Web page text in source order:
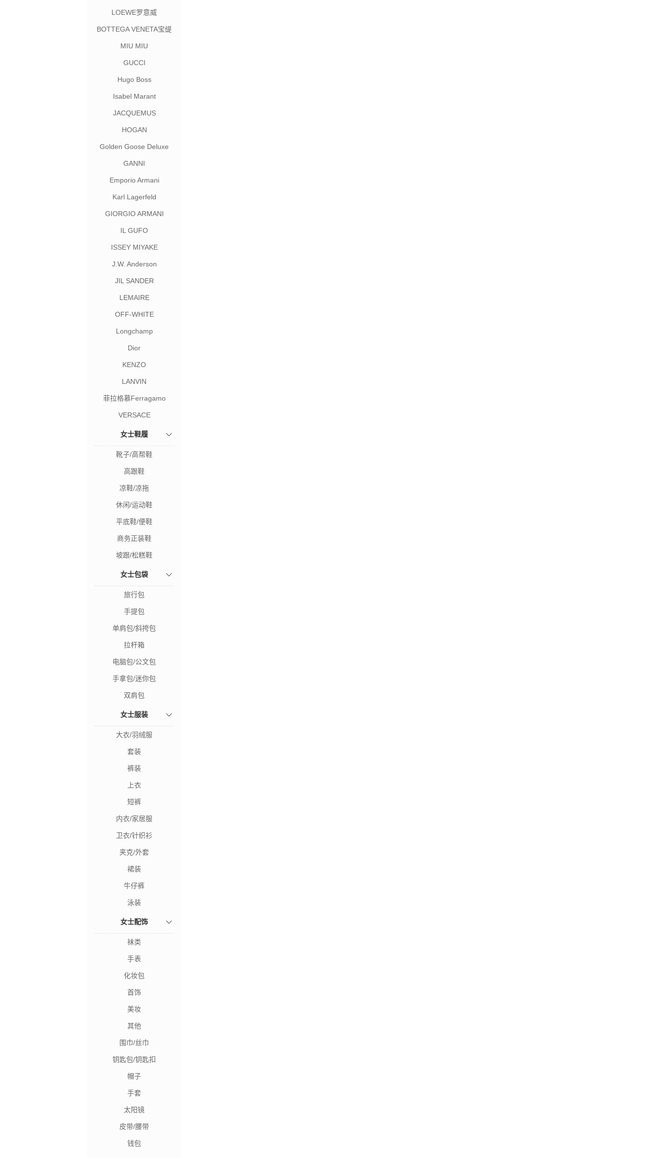
LOEWE罗意威
BOTTEGA VENETA宝缇
MIU MIU
GUCCI
Hugo Boss
Isabel Marant
JACQUEMUS
HOGAN
Golden Goose Deluxe
GANNI
Emporio Armani
Karl Lagerfeld
GIORGIO ARMANI
IL GUFO
ISSEY MIYAKE
J.W. Anderson
JIL SANDER
LEMAIRE
OFF-WHITE
Longchamp
Dior
KENZO
LANVIN
菲拉格慕Ferragamo
VERSACE
女士鞋履
靴子/高帮鞋
高跟鞋
凉鞋/凉拖
休闲/运动鞋
平底鞋/便鞋
商务正装鞋
坡跟/松糕鞋
女士包袋
旅行包
手提包
单肩包/斜挎包
拉杆箱
电脑包/公文包
手拿包/迷你包
双肩包
女士服装
大衣/羽绒服
套装
裤装
上衣
短裤
内衣/家居服
卫衣/针织衫
夹克/外套
裙装
牛仔裤
泳装
女士配饰
袜类
手表
化妆包
首饰
美妆
其他
围巾/丝巾
钥匙包/钥匙扣
帽子
手套
太阳镜
皮带/腰带
钱包